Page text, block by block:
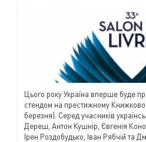
Цього року Україна вперше буде
стендом на престижному
березня). Серед учасників
Дереш, Антон Кушнір, Євгенія
Ірен Роздобудько, Іван Рябчій та